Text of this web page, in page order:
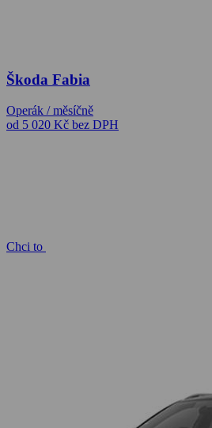
Škoda Fabia
Operák / měsíčně
od 5 020 Kč bez DPH
Chci to